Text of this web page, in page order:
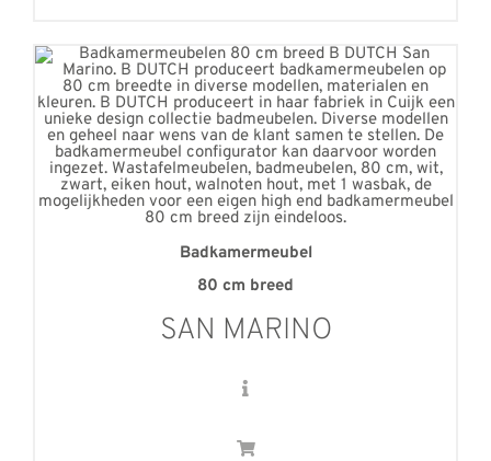
Badkamermeubel
80 cm breed
SAN MARINO